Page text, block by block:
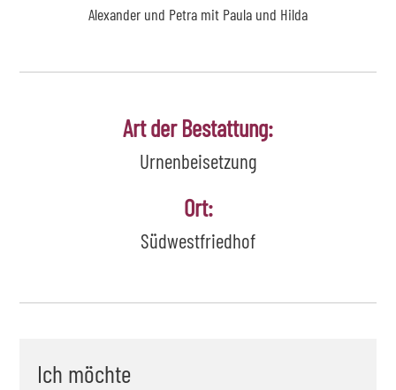
Alexander und Petra mit Paula und Hilda
Art der Bestattung:
Urnenbeisetzung
Ort:
Südwestfriedhof
Ich möchte